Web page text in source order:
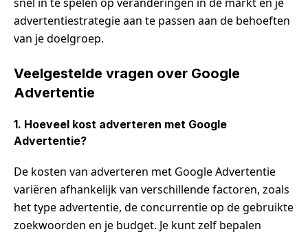
advertentiestrategie aan te passen aan de behoeften
van je doelgroep.
Veelgestelde vragen over Google
Advertentie
1. Hoeveel kost adverteren met Google
Advertentie?
De kosten van adverteren met Google Advertentie
variëren afhankelijk van verschillende factoren, zoals
het type advertentie, de concurrentie op de gebruikte
zoekwoorden en je budget. Je kunt zelf bepalen